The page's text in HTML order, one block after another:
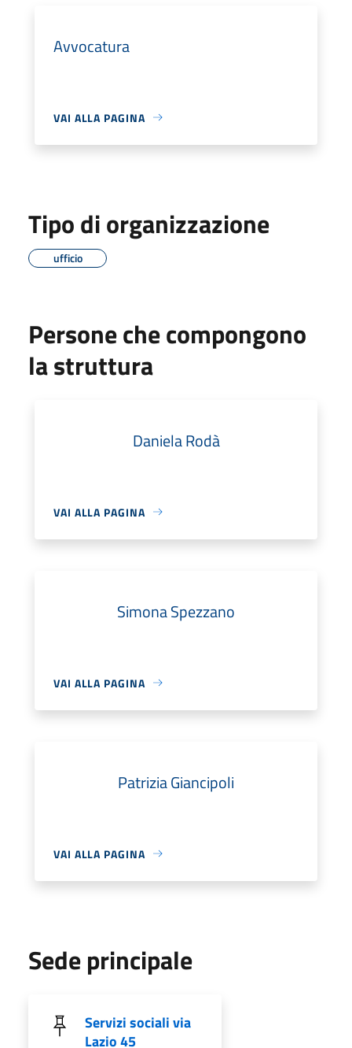
Avvocatura
VAI ALLA PAGINA
Tipo di organizzazione
ufficio
Persone che compongono
la struttura
Daniela Rodà
VAI ALLA PAGINA
Simona Spezzano
VAI ALLA PAGINA
Patrizia Giancipoli
VAI ALLA PAGINA
Sede principale
Servizi sociali via
Lazio 45